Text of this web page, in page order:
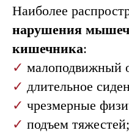
Наиболее
нарушения
кишечника:
✓ малоподвижный
✓ длительное
✓ чрезмерные
✓ подъем тяжестей;